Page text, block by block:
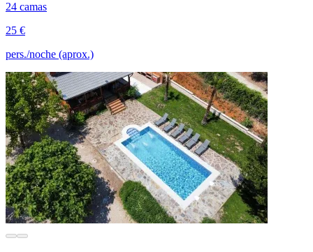
24 camas
25 €
pers./noche (aprox.)